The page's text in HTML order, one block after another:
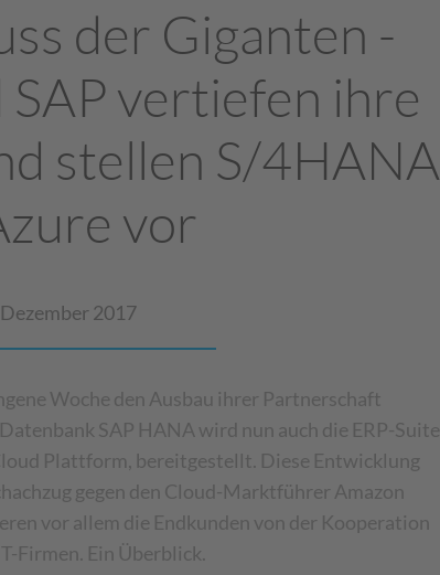
der Giganten -
vertiefen ihre
stellen S/4HANA
vor
2017
Woche den Ausbau ihrer Partnerschaft
SAP HANA wird nun auch die ERP-Suite
Plattform, bereitgestellt. Diese Entwicklung
gegen den Cloud-Marktführer Amazon
vor allem die Endkunden von der Kooperation
Firmen. Ein Überblick.